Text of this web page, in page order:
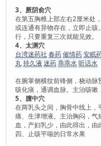
3、厥阴俞穴
在第五胸椎上部左右2厘米处
或连通有异物存在，立即止
行，只要重复三次就能见效。
4、太渊穴
台湾迷药社 春药催情药安眠
丸持久液 迷药乖乖水听话水
在腕掌侧横纹前锋侧，桡动
咳化痰，通调血脉。主治咳嗽
5、膻中穴
在两乳头之间，胸骨中线上
痛、生津增液。主治胸闷，
血，产妇乳少，由此得出，由
四、止咳平喘的日常水果